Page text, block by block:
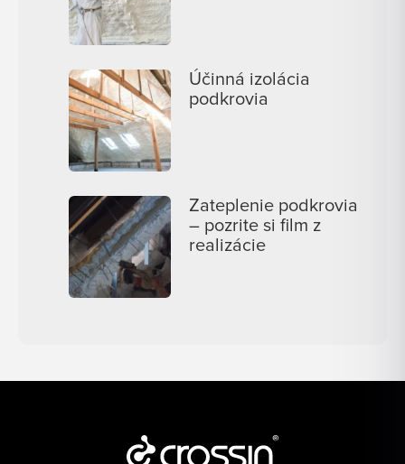
Účinná izolácia
podkrovia
Zateplenie podkrovia
– pozrite si film z
realizácie